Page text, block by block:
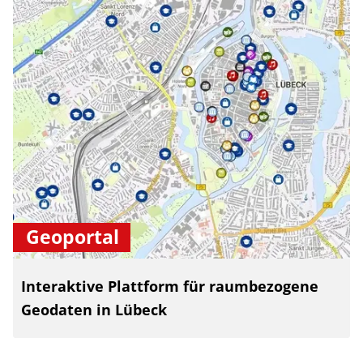
Geoportal
Interaktive Plattform für raumbezogene
Geodaten in Lübeck